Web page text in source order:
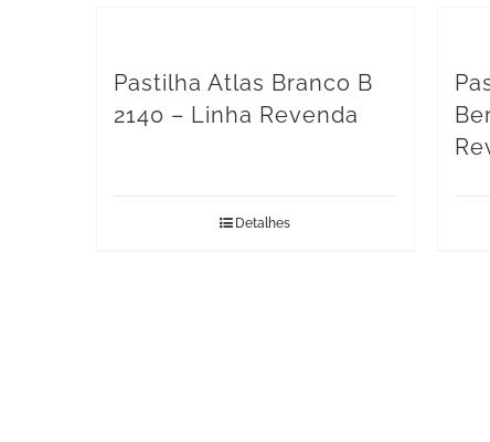
Pastilha Atlas Branco B
2140 – Linha Revenda
Detalhes